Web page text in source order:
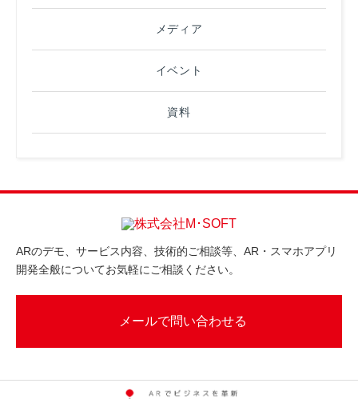
メディア
イベント
資料
ARのデモ、サービス内容、技術的ご相談等、AR・スマホアプリ
開発全般についてお気軽にご相談ください。
メールで問い合わせる